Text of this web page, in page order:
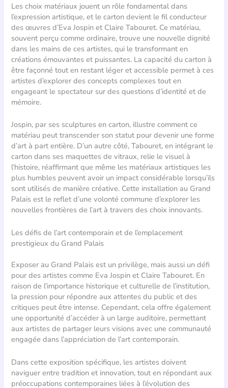
Les choix matériaux jouent un rôle fondamental dans
l’expression artistique, et le carton devient le fil conducteur
des œuvres d’Eva Jospin et Claire Tabouret. Ce matériau,
souvent perçu comme ordinaire, trouve une nouvelle dignité
dans les mains de ces artistes, qui le transformant en
créations émouvantes et puissantes. La capacité du carton à
être façonné tout en restant léger et accessible permet à ces
artistes d’explorer des concepts complexes tout en
engageant le spectateur sur des questions d’identité et de
mémoire.
Jospin, par ses sculptures en carton, illustre comment ce
matériau peut transcender son statut pour devenir une forme
d’art à part entière. D’un autre côté, Tabouret, en intégrant le
carton dans ses maquettes de vitraux, relie le visuel à
l’histoire, réaffirmant que même les matériaux artistiques les
plus humbles peuvent avoir un impact considérable lorsqu’ils
sont utilisés de manière créative. Cette installation au Grand
Palais est le reflet d’une volonté commune d’explorer les
nouvelles frontières de l’art à travers des choix innovants.
Les défis de l’art contemporain et de l’emplacement
prestigieux du Grand Palais
Exposer au Grand Palais est un privilège, mais aussi un défi
pour des artistes comme Eva Jospin et Claire Tabouret. En
raison de l’importance historique et culturelle de l’institution,
la pression pour répondre aux attentes du public et des
critiques peut être intense. Cependant, cela offre également
une opportunité d’accéder à un large auditoire, permettant
aux artistes de partager leurs visions avec une communauté
engagée dans l’appréciation de l’art contemporain.
Dans cette exposition spécifique, les artistes doivent
naviguer entre tradition et innovation, tout en répondant aux
préoccupations contemporaines liées à l’évolution des